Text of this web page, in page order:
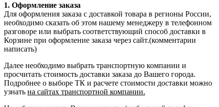
1. Оформление заказа
Для оформления заказа с доставкой товара в регионы России,
необходимо сказать об этом нашему менеджеру в телефонном
разговоре или выбрать соответствующий способ доставки в
Корзине при оформление заказа через сайт.(комментарии
написать)
Далее необходимо выбрать транспортную компании и
просчитать стоимость доставки заказа до Вашего города.
Подробнее о выборе ТК и расчете стоимости доставки можно
узнать на сайтах транспортной компании.